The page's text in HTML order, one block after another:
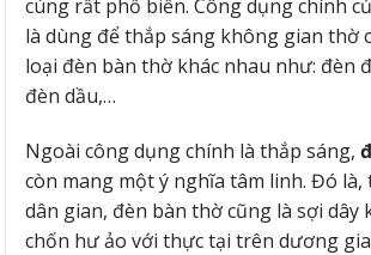
cúng rất phổ biến. Công dụng chính
là dùng để thắp sáng không gian thờ
loại đèn bàn thờ khác nhau như: đèn
đèn dầu,…
Ngoài công dụng chính là thắp sáng,
còn mang một ý nghĩa tâm linh. Đó là,
dân gian, đèn bàn thờ cũng là sợi dây
chốn hư ảo với thực tại trên dương